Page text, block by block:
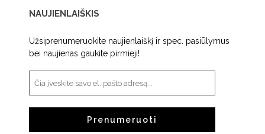
NAUJIENLAIŠKIS
Užsiprenumeruokite naujienlaiškį ir spec. pasiūlymus
bei naujienas gaukite pirmieji!
Prenumeruoti